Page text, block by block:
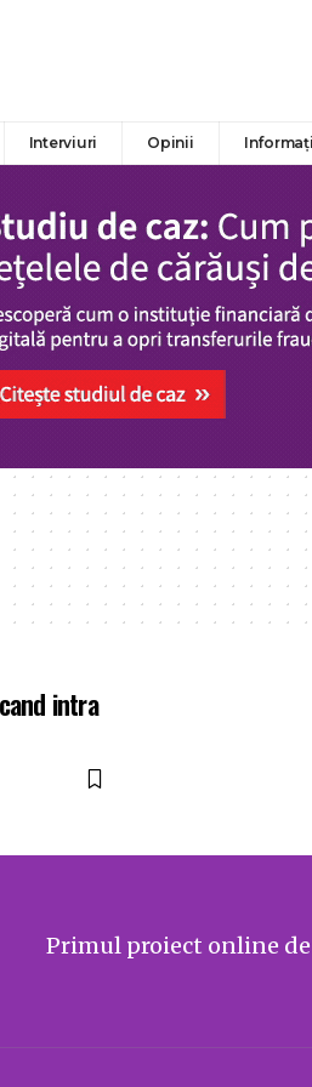
Interviuri Opinii
intra
Primul proiect online